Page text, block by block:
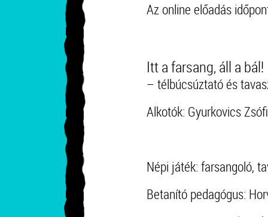
Az online előadás
Itt a farsang, áll a bál!
– télbúcsúztató és
Alkotók: Gyurkovics
Népi játék: farsangoló,
Betanító pedagógus: